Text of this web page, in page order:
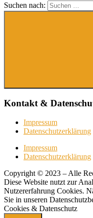
Suchen nach:
Kontakt &
Impressum
Datenschutzerklärung
Impressum
Datenschutzerklärung
Copyright © 2023 – Alle
Diese Website nutzt zur
Nutzererfahrung Cookies.
Sie in unseren
Cookies & Datenschutz